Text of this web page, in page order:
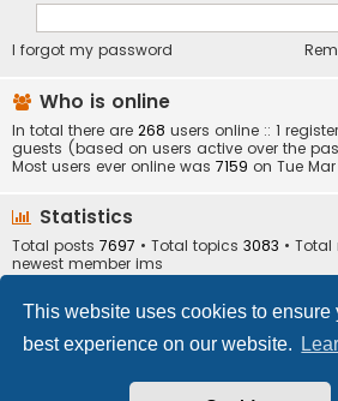
This website uses cookies to ensure
best experience on our website.
I forgot my password
Who is online
In total there are 268 users online :: 1
guests (based on users active over the
Most users ever online was 7159 on Tue
Statistics
Total posts 7697 • Total topics 3083 •
newest member ims
Ana səhifə Forum
®